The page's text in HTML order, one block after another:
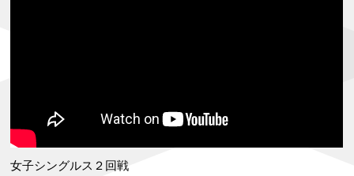
女子シングルス２回戦